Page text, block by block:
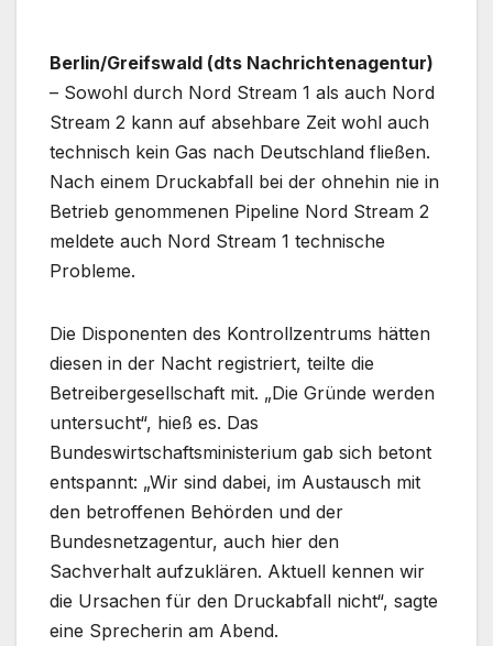
Berlin/Greifswald (dts Nachrichtenagentur)
– Sowohl durch Nord Stream 1 als auch Nord
Stream 2 kann auf absehbare Zeit wohl auch
technisch kein Gas nach Deutschland fließen.
Nach einem Druckabfall bei der ohnehin nie in
Betrieb genommenen Pipeline Nord Stream 2
meldete auch Nord Stream 1 technische
Probleme.
Die Disponenten des Kontrollzentrums hätten
diesen in der Nacht registriert, teilte die
Betreibergesellschaft mit. „Die Gründe werden
untersucht“, hieß es. Das
Bundeswirtschaftsministerium gab sich betont
entspannt: „Wir sind dabei, im Austausch mit
den betroffenen Behörden und der
Bundesnetzagentur, auch hier den
Sachverhalt aufzuklären. Aktuell kennen wir
die Ursachen für den Druckabfall nicht“, sagte
eine Sprecherin am Abend.